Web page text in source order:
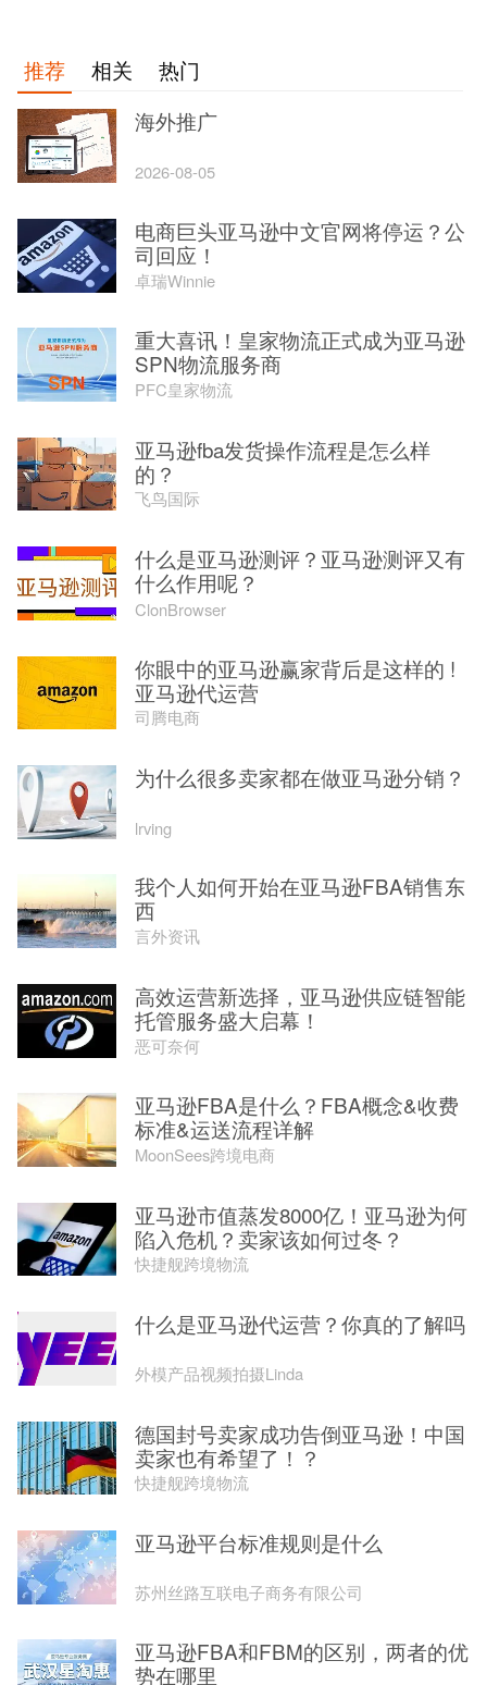
推荐 相关
热门
海外推广
2026-08-05
电商巨头亚马逊中文官网将停运？公
司回应！
卓瑞Winnie
重大喜讯！皇家物流正式成为亚马逊
SPN物流服务商
PFC皇家物流
亚马逊fba发货操作流程是怎么样
的？
飞鸟国际
什么是亚马逊测评？亚马逊测评又有
什么作用呢？
ClonBrowser
你眼中的亚马逊赢家背后是这样的 !
亚马逊代运营
司腾电商
为什么很多卖家都在做亚马逊分销？
lrving
我个人如何开始在亚马逊FBA销售东
西
言外资讯
高效运营新选择，亚马逊供应链智能
托管服务盛大启幕！
恶可奈何
亚马逊FBA是什么？FBA概念&收费
标准&运送流程详解
MoonSees跨境电商
亚马逊市值蒸发8000亿！亚马逊为何
陷入危机？卖家该如何过冬？
快捷舰跨境物流
什么是亚马逊代运营？你真的了解吗
外模产品视频拍摄Linda
德国封号卖家成功告倒亚马逊！中国
卖家也有希望了！？
快捷舰跨境物流
亚马逊平台标准规则是什么
苏州丝路互联电子商务有限公司
亚马逊FBA和FBM的区别，两者的优
势在哪里